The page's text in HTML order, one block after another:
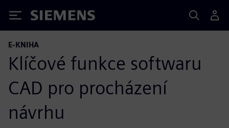
Siemens
E-KNIHA
Klíčové funkce softwaru
CAD pro procházení
návrhu